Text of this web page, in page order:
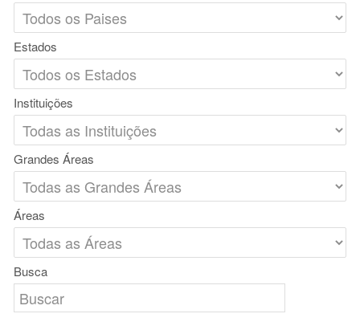
Estados
Instituições
Grandes Áreas
Áreas
Busca